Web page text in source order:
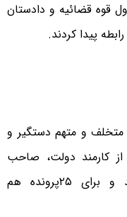
قوه قضائیه و دادستان
پیدا کردند.
۶۷نفر از افراد متخلف و متهم دستگیر و
کارمند دولت، صاحب
منصب و غیره ممنوع الخروج شدند و برای ۲۵پرونده هم